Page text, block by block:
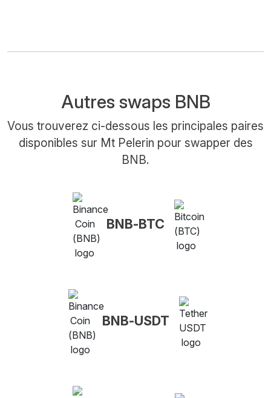
Autres swaps BNB
Vous trouverez ci-dessous les principales paires
disponibles sur Mt Pelerin pour swapper des
BNB.
BNB-BTC
BNB-USDT